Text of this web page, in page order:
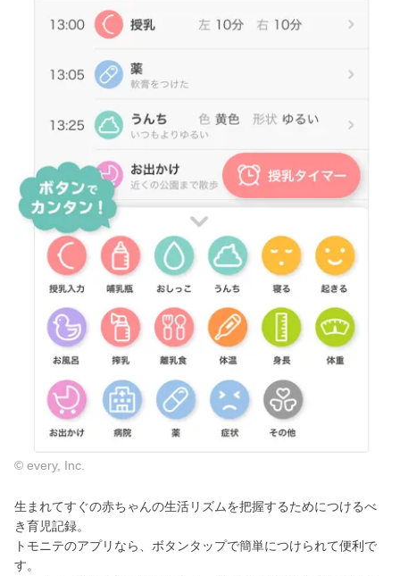
© every, Inc.
生まれてすぐの赤ちゃんの生活リズムを把握するためにつけるべ
き育児記録。
トモニテのアプリなら、ボタンタップで簡単につけられて便利で
す。